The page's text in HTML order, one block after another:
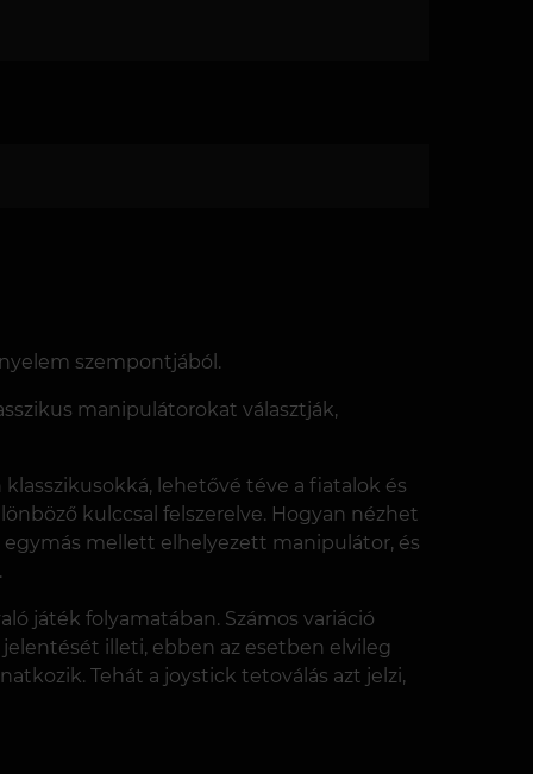
szempontjából.
manipulátorokat választják,
lehetővé téve a fiatalok és
kulccsal felszerelve. Hogyan nézhet
mellett elhelyezett manipulátor, és
játék folyamatában. Számos variáció
illeti, ebben az esetben elvileg
Tehát a joystick tetoválás azt jelzi,